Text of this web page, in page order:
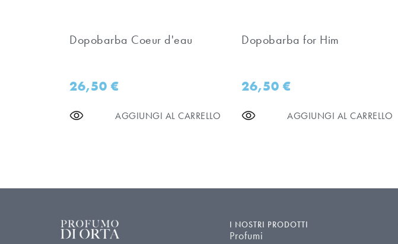
Dopobarba Coeur d'eau
26,50€
AGGIUNGI AL CARRELLO
Dopobarba for Him
26,50€
AGGIUNGI AL CARRELLO
I NOSTRI PRODOTTI
Profumi